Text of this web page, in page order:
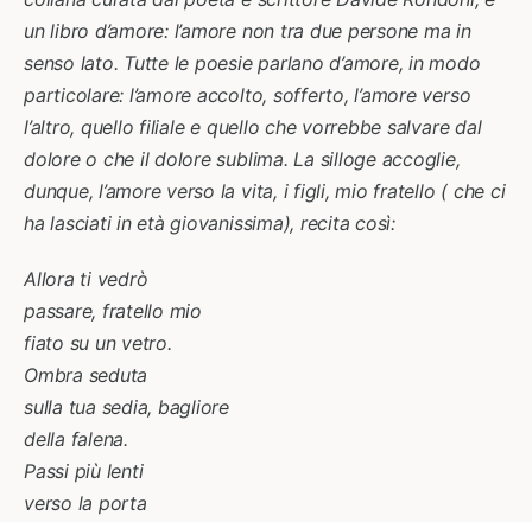
un libro d’amore: l’amore non tra due persone ma in
senso lato. Tutte le poesie parlano d’amore, in modo
particolare: l’amore accolto, sofferto, l’amore verso
l’altro, quello filiale e quello che vorrebbe salvare dal
dolore o che il dolore sublima. La silloge accoglie,
dunque, l’amore verso la vita, i figli, mio fratello ( che ci
ha lasciati in età giovanissima), recita così:
Allora ti vedrò
passare, fratello mio
fiato su un vetro.
Ombra seduta
sulla tua sedia, bagliore
della falena.
Passi più lenti
verso la porta